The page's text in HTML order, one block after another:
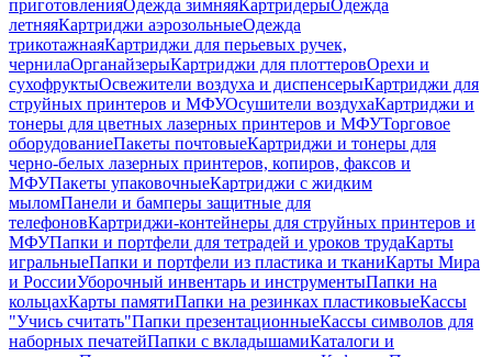
приготовленияОдежда зимняяКартридерыОдежда
летняяКартриджи аэрозольныеОдежда
трикотажнаяКартриджи для перьевых ручек,
чернилаОрганайзерыКартриджи для плоттеровОрехи и
сухофруктыОсвежители воздуха и диспенсерыКартриджи для
струйных принтеров и МФУОсушители воздухаКартриджи и
тонеры для цветных лазерных принтеров и МФУТорговое
оборудованиеПакеты почтовыеКартриджи и тонеры для
черно-белых лазерных принтеров, копиров, факсов и
МФУПакеты упаковочныеКартриджи с жидким
мыломПанели и бамперы защитные для
телефоновКартриджи-контейнеры для струйных принтеров и
МФУПапки и портфели для тетрадей и уроков трудаКарты
игральныеПапки и портфели из пластика и тканиКарты Мира
и РоссииУборочный инвентарь и инструментыПапки на
кольцахКарты памятиПапки на резинках пластиковыеКассы
"Учись считать"Папки презентационныеКассы символов для
наборных печатейПапки с вкладышамиКаталоги и